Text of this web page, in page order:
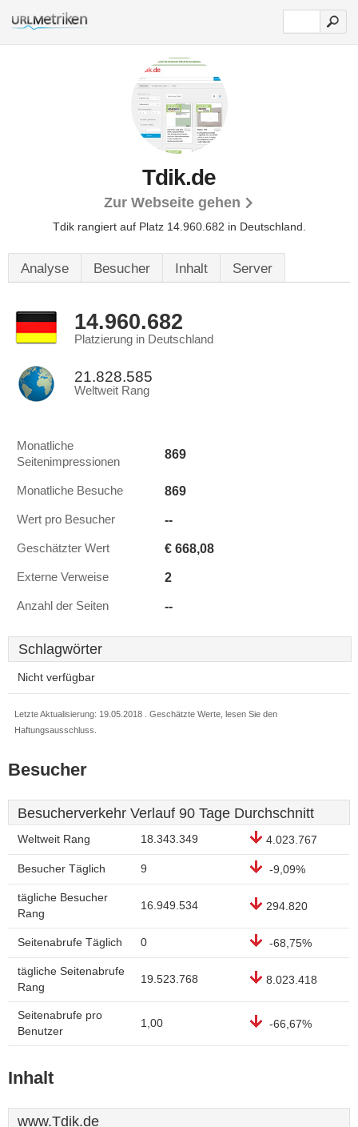
Tdik.de
Zur Webseite gehen
Tdik rangiert auf Platz 14.960.682 in Deutschland.
Analyse Besucher Inhalt Server
14.960.682
Platzierung in Deutschland
21.828.585
Weltweit Rang
Monatliche
Seitenimpressionen
869
Monatliche Besuche 869
Wert pro Besucher --
Geschätzter Wert € 668,08
Externe Verweise 2
Anzahl der Seiten --
Schlagwörter
Nicht verfügbar
Letzte Aktualisierung: 19.05.2018 . Geschätzte Werte, lesen Sie den
Haftungsausschluss.
Besucher
Besucherverkehr Verlauf 90 Tage Durchschnitt
Weltweit Rang 18.343.349 4.023.767
Besucher Täglich 9 -9,09%
tägliche Besucher
Rang
16.949.534 294.820
Seitenabrufe Täglich 0 -68,75%
tägliche Seitenabrufe
Rang
19.523.768 8.023.418
Seitenabrufe pro
Benutzer
1,00 -66,67%
Inhalt
www.Tdik.de